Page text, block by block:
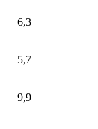
6,3
5,7
9,9